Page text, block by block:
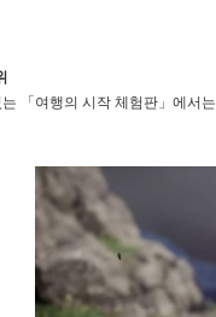
「여행의 시작 체험판」에서